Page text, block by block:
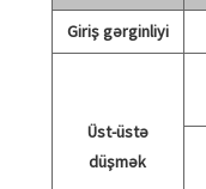
Giriş gərginliyi
Üst-üstə
düşmək